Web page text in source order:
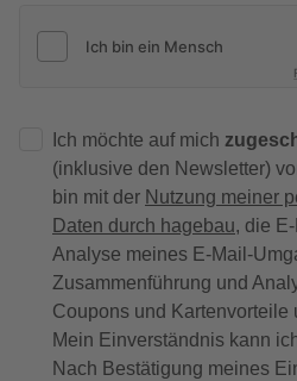
Ich möchte auf mich
(inklusive den Newsletter)
bin mit der Nutzung meiner
Daten durch hagebau, die
Analyse meines E-Mail-
Zusammenführung und
Coupons und Kartenvorteile
Mein Einverständnis kann
Nach Bestätigung meines